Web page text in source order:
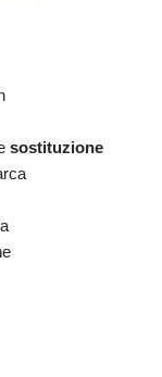
sostituzione